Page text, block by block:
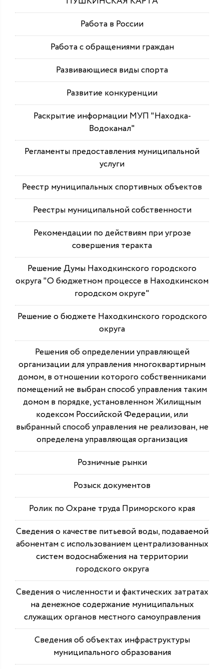
Работа в России
Работа с обращениями граждан
Развивающиеся виды спорта
Развитие конкуренции
Раскрытие информации МУП "Находка-
Водоканал"
Регламенты предоставления муниципальной
услуги
Реестр муниципальных спортивных объектов
Реестры муниципальной собственности
Рекомендации по действиям при угрозе
совершения теракта
Решение Думы Находкинского городского
округа "О бюджетном процессе в Находкинском
городском округе"
Решение о бюджете Находкинского городского
округа
Решения об определении управляющей
организации для управления многоквартирным
домом, в отношении которого собственниками
помещений не выбран способ управления таким
домом в порядке, установленном Жилищным
кодексом Российской Федерации, или
выбранный способ управления не реализован, не
определена управляющая организация
Розничные рынки
Розыск документов
Ролик по Охране труда Приморского края
Сведения о качестве питьевой воды, подаваемой
абонентам с использованием централизованных
систем водоснабжения на территории
городского округа
Сведения о численности и фактических затратах
на денежное содержание муниципальных
служащих органов местного самоуправления
Сведения об объектах инфраструктуры
муниципального образования